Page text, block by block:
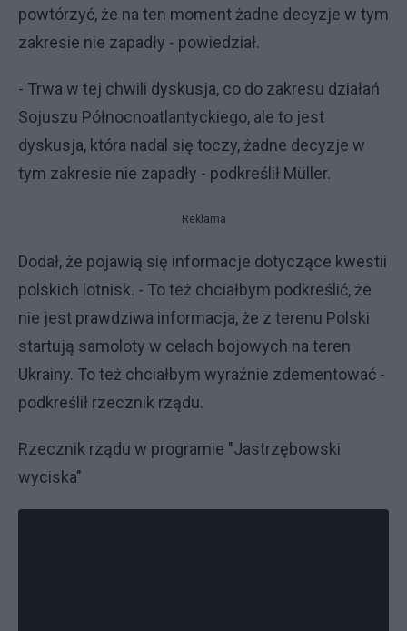
powtórzyć, że na ten moment żadne decyzje w tym
zakresie nie zapadły - powiedział.
- Trwa w tej chwili dyskusja, co do zakresu działań
Sojuszu Północnoatlantyckiego, ale to jest
dyskusja, która nadal się toczy, żadne decyzje w
tym zakresie nie zapadły - podkreślił Müller.
Reklama
Dodał, że pojawią się informacje dotyczące kwestii
polskich lotnisk. - To też chciałbym podkreślić, że
nie jest prawdziwa informacja, że z terenu Polski
startują samoloty w celach bojowych na teren
Ukrainy. To też chciałbym wyraźnie zdementować -
podkreślił rzecznik rządu.
Rzecznik rządu w programie "Jastrzębowski
wyciska"